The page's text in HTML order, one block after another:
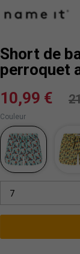
Short de
perroquet
10,99 €
Couleur
7